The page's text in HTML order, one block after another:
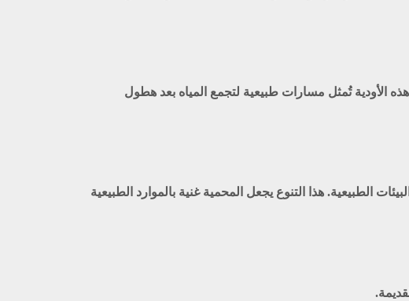
الأودية تُمثل مسارات طبيعية لتجمع المياه بعد هطول
الطبيعية. هذا التنوع يجعل المحمية غنية بالموارد الطبيعية